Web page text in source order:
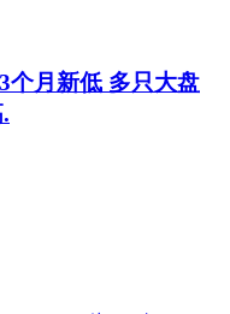
个月新低 多只大盘